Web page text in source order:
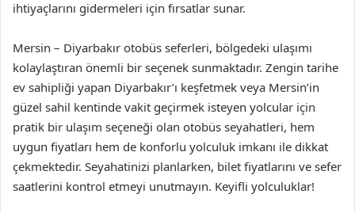
ihtiyaçlarını gidermeleri için fırsatlar sunar.
Mersin – Diyarbakır otobüs seferleri, bölgedeki ulaşımı
kolaylaştıran önemli bir seçenek sunmaktadır. Zengin tarihe
ev sahipliği yapan Diyarbakır’ı keşfetmek veya Mersin’in
güzel sahil kentinde vakit geçirmek isteyen yolcular için
pratik bir ulaşım seçeneği olan otobüs seyahatleri, hem
uygun fiyatları hem de konforlu yolculuk imkanı ile dikkat
çekmektedir. Seyahatinizi planlarken, bilet fiyatlarını ve sefer
saatlerini kontrol etmeyi unutmayın. Keyifli yolculuklar!